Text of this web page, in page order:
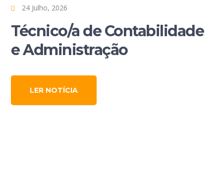
24 Julho, 2026
Técnico/a de Contabilidade
e Administração
LER NOTÍCIA